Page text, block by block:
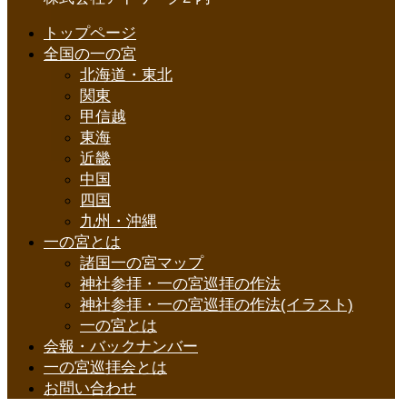
トップページ
全国の一の宮
北海道・東北
関東
甲信越
東海
近畿
中国
四国
九州・沖縄
一の宮とは
諸国一の宮マップ
神社参拝・一の宮巡拝の作法
神社参拝・一の宮巡拝の作法(イラスト)
一の宮とは
会報・バックナンバー
一の宮巡拝会とは
お問い合わせ